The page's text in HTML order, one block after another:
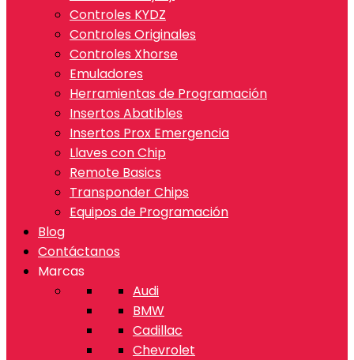
Controles KYDZ
Controles Originales
Controles Xhorse
Emuladores
Herramientas de Programación
Insertos Abatibles
Insertos Prox Emergencia
Llaves con Chip
Remote Basics
Transponder Chips
Equipos de Programación
Blog
Contáctanos
Marcas
Audi
BMW
Cadillac
Chevrolet